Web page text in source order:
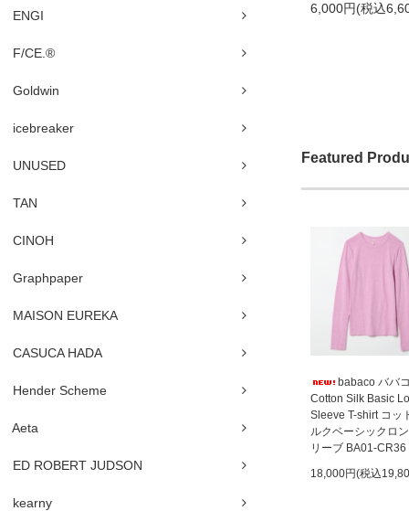
ENGI
F/CE.®
Goldwin
icebreaker
UNUSED
TAN
CINOH
Graphpaper
MAISON EUREKA
CASUCA HADA
Hender Scheme
Aeta
ED ROBERT JUDSON
kearny
6,000円(税込
Featured
babaco ババ
Cotton Silk Basic
Sleeve T-shirt コッ
ルクベーシックロ
リーブ BA01-CR36
18,000円(税込